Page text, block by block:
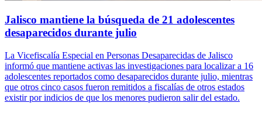
Jalisco mantiene la búsqueda de 21 adolescentes
desaparecidos durante julio
La Vicefiscalía Especial en Personas Desaparecidas de Jalisco
informó que mantiene activas las investigaciones para localizar a 16
adolescentes reportados como desaparecidos durante julio, mientras
que otros cinco casos fueron remitidos a fiscalías de otros estados
existir por indicios de que los menores pudieron salir del estado.